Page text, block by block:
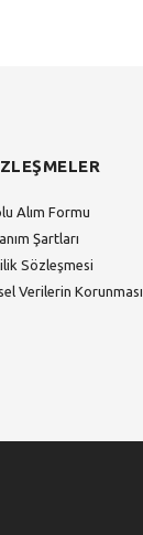
Alım Formu
Şartları
Sözleşmesi
Verilerin Korunması